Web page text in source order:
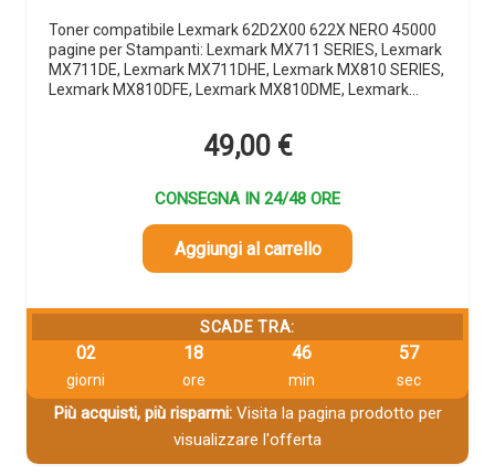
Toner compatibile Lexmark 62D2X00 622X NERO 45000
pagine per Stampanti: Lexmark MX711 SERIES, Lexmark
MX711DE, Lexmark MX711DHE, Lexmark MX810 SERIES,
Lexmark MX810DFE, Lexmark MX810DME, Lexmark…
49,00 €
CONSEGNA IN 24/48 ORE
Aggiungi al carrello
SCADE TRA:
02
giorni
18
ore
46
min
56
sec
Più acquisti, più risparmi:Visita la pagina prodotto per
visualizzare l'offerta